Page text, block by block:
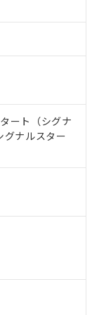
ート（シグナ
グナルスター
る商品です。
定はありません。